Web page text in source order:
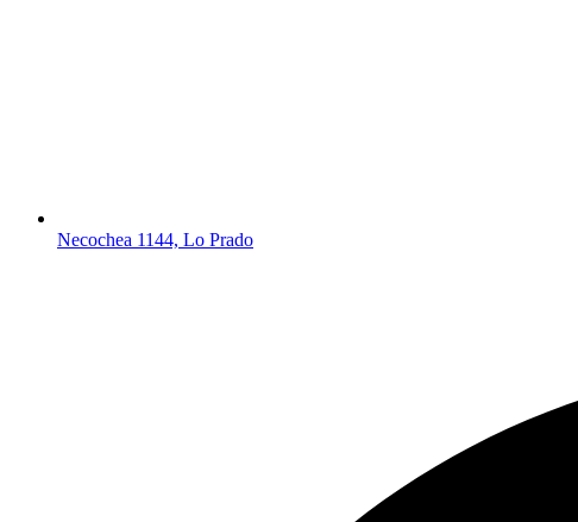
Necochea 1144, Lo Prado